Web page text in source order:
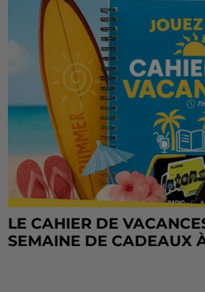
LE CAHIER DE
SEMAINE DE CADEAUX